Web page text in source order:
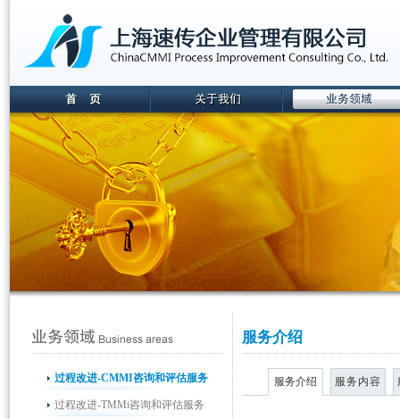
过程改进-CMMI咨询和评估服务
过程改进-TMMi咨询和评估服务
服务介绍
服务介绍 服务内容